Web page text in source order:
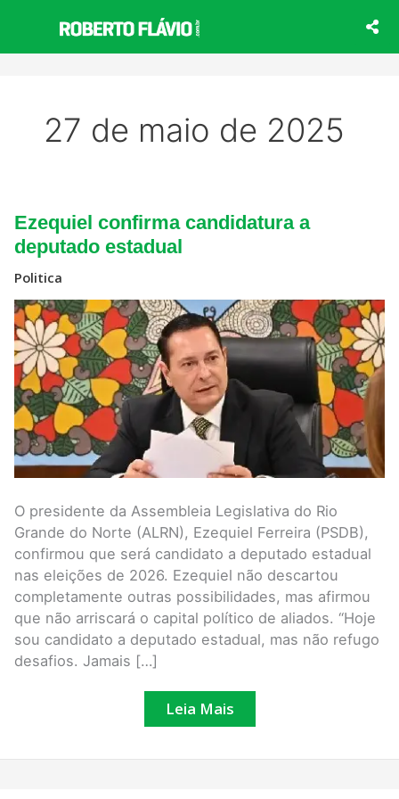
o
27 de maio de 2025
Ezequiel confirma candidatura a
deputado estadual
Politica
O presidente da Assembleia Legislativa do Rio
Grande do Norte (ALRN), Ezequiel Ferreira (PSDB),
confirmou que será candidato a deputado estadual
nas eleições de 2026. Ezequiel não descartou
completamente outras possibilidades, mas afirmou
que não arriscará o capital político de aliados. “Hoje
sou candidato a deputado estadual, mas não refugo
desafios. Jamais […]
Ezequiel
confirma
candidatura
a
Leia Mais